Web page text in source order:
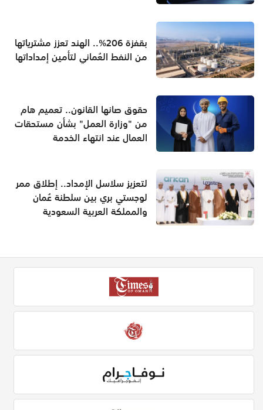
بقفزة 206%.. الهند تعزز مشترياتها
من النفط العُماني لتأمين إمداداتها
حقوق صانها القانون.. تعميم هام
من "وزارة العمل" بشأن مستحقات
العمال عند انتهاء الخدمة
لتعزيز سلاسل الإمداد.. إطلاق ممر
لوجستي بري بين سلطنة عُمان
والمملكة العربية السعودية